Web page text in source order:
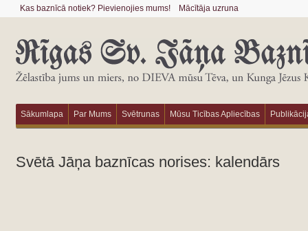
Kas baznīcā notiek? Pievienojies mums! Mācītāja uzruna
Sākumlapa Par Mums Svētrunas Mūsu Ticības Apliecības
Svētā Jāņa baznīcas norises: kalendārs